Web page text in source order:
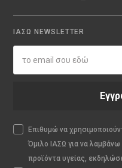
ΙΑΣΩ NEWSLETTER
Επιθυμώ να
Όμιλο ΙΑΣΩ για να
προϊόντα υγείας,